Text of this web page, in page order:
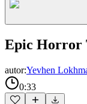
Epic Horror
autor:Yevhen
0:33